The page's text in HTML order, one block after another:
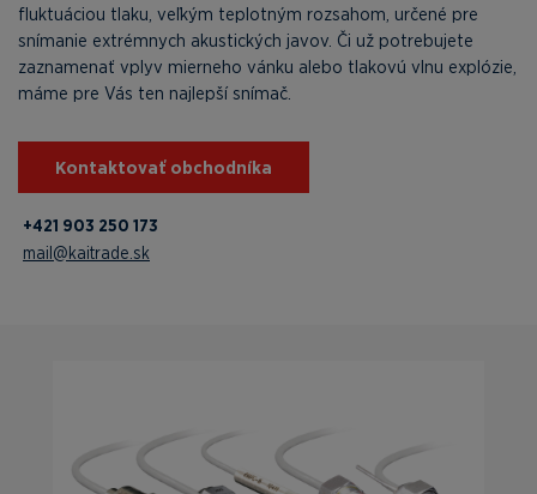
fluktuáciou tlaku, veľkým teplotným rozsahom, určené pre
snímanie extrémnych akustických javov. Či už potrebujete
zaznamenať vplyv mierneho vánku alebo tlakovú vlnu explózie,
máme pre Vás ten najlepší snímač.
Kontaktovať obchodníka
+421 903 250 173
mail@kaitrade.sk